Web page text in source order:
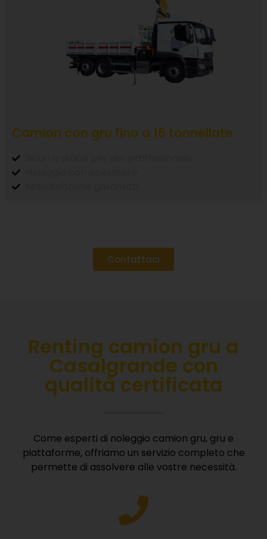
Camion con gru fino a 16 tonnellate
Contattaci
Renting camion gru a
Casalgrande con
qualità certificata
Come esperti di noleggio camion gru, gru e
piattaforme, offriamo un servizio completo che
permette di assolvere alle vostre necessità.